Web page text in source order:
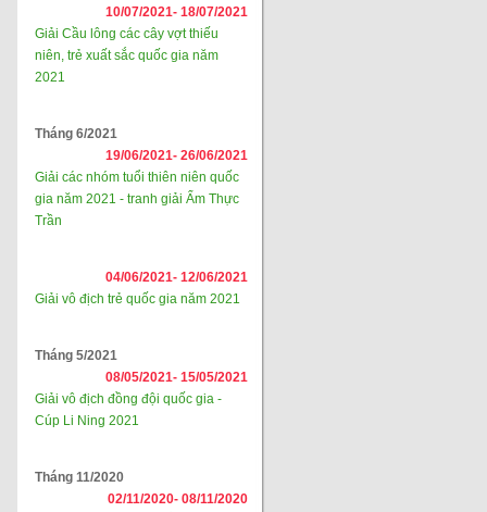
10/07/2021- 18/07/2021
Giải Cầu lông các cây vợt thiếu
niên, trẻ xuất sắc quốc gia năm
2021
Tháng 6/2021
19/06/2021- 26/06/2021
Giải các nhóm tuổi thiên niên quốc
gia năm 2021 - tranh giải Ẩm Thực
Trần
04/06/2021- 12/06/2021
Giải vô địch trẻ quốc gia năm 2021
Tháng 5/2021
08/05/2021- 15/05/2021
Giải vô địch đồng đội quốc gia -
Cúp Li Ning 2021
Tháng 11/2020
02/11/2020- 08/11/2020